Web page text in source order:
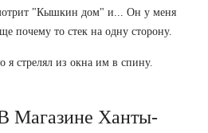
"Кышкин дом" и... Он у меня
почему то стек на одну сторону.
я стрелял из окна им в спину.
Магазине Ханты-